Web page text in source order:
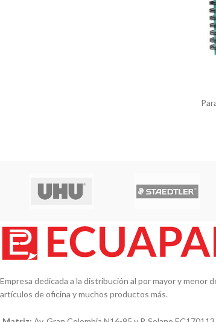
Empresa dedicada a la distribución al por mayor y menor
artículos de oficina y muchos productos más.